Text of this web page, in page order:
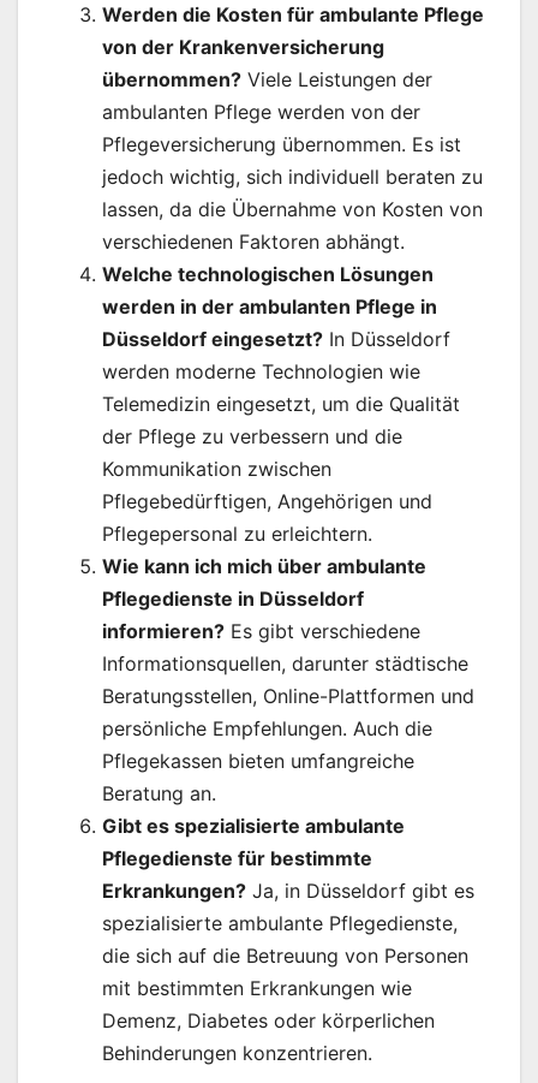
Werden die Kosten für ambulante Pflege
von der Krankenversicherung
übernommen? Viele Leistungen der
ambulanten Pflege werden von der
Pflegeversicherung übernommen. Es ist
jedoch wichtig, sich individuell beraten zu
lassen, da die Übernahme von Kosten von
verschiedenen Faktoren abhängt.
Welche technologischen Lösungen
werden in der ambulanten Pflege in
Düsseldorf eingesetzt? In Düsseldorf
werden moderne Technologien wie
Telemedizin eingesetzt, um die Qualität
der Pflege zu verbessern und die
Kommunikation zwischen
Pflegebedürftigen, Angehörigen und
Pflegepersonal zu erleichtern.
Wie kann ich mich über ambulante
Pflegedienste in Düsseldorf
informieren? Es gibt verschiedene
Informationsquellen, darunter städtische
Beratungsstellen, Online-Plattformen und
persönliche Empfehlungen. Auch die
Pflegekassen bieten umfangreiche
Beratung an.
Gibt es spezialisierte ambulante
Pflegedienste für bestimmte
Erkrankungen? Ja, in Düsseldorf gibt es
spezialisierte ambulante Pflegedienste,
die sich auf die Betreuung von Personen
mit bestimmten Erkrankungen wie
Demenz, Diabetes oder körperlichen
Behinderungen konzentrieren.